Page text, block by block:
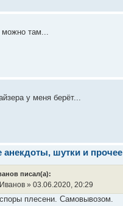
можно там...
у меня берёт...
шутки и прочее
писал(а):
» 03.06.2020, 20:29
плесени. Самовывозом.